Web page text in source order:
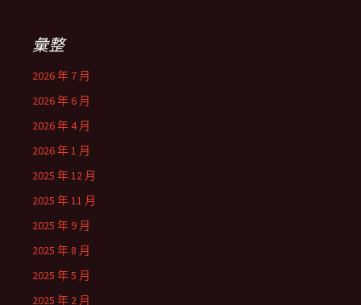
彙整
2026 年 7 月
2026 年 6 月
2026 年 4 月
2026 年 1 月
2025 年 12 月
2025 年 11 月
2025 年 9 月
2025 年 8 月
2025 年 5 月
2025 年 2 月